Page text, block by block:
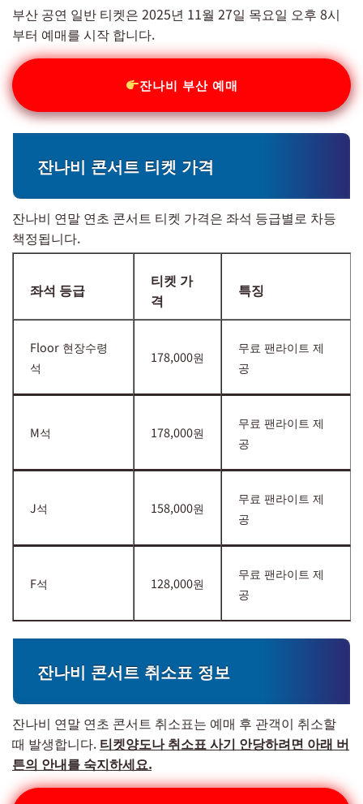
부산 공연 일반 티켓은 2025년 11월 27일 목요일 오후 8시
부터 예매를 시작 합니다.
잔나비 부산 예매
잔나비 콘서트 티켓 가격
잔나비 연말 연초 콘서트 티켓 가격은 좌석 등급별로 차등
책정됩니다.
좌석 등급
티켓 가
격
특징
Floor 현장수령
석
178,000원
무료 팬라이트 제
공
M석 178,000원
무료 팬라이트 제
공
J석 158,000원
무료 팬라이트 제
공
F석 128,000원
무료 팬라이트 제
공
잔나비 콘서트 취소표 정보
잔나비 연말 연초 콘서트 취소표는 예매 후 관객이 취소할
때 발생합니다. 티켓양도나 취소표 사기 안당하려면 아래 버
튼의 안내를 숙지하세요.